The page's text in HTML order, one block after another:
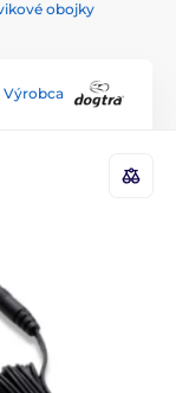
obojky
Výrobca